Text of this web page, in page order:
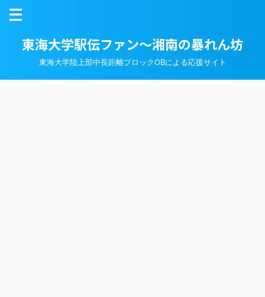
東海大学駅伝ファン～湘南の暴れん坊
東海大学陸上部中長距離ブロックOBによる応援サイト